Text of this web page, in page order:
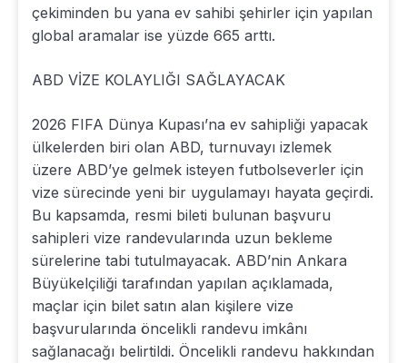
çekiminden bu yana ev sahibi şehirler için yapılan
global aramalar ise yüzde 665 arttı.
ABD VİZE KOLAYLIĞI SAĞLAYACAK
2026 FIFA Dünya Kupası’na ev sahipliği yapacak
ülkelerden biri olan ABD, turnuvayı izlemek
üzere ABD’ye gelmek isteyen futbolseverler için
vize sürecinde yeni bir uygulamayı hayata geçirdi.
Bu kapsamda, resmi bileti bulunan başvuru
sahipleri vize randevularında uzun bekleme
sürelerine tabi tutulmayacak. ABD’nin Ankara
Büyükelçiliği tarafından yapılan açıklamada,
maçlar için bilet satın alan kişilere vize
başvurularında öncelikli randevu imkânı
sağlanacağı belirtildi. Öncelikli randevu hakkından